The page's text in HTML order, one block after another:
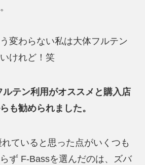
変わらない私は大体フルテン
けれど！笑
テン利用がオススメと購入店
も勧められました。
ていると思った点がいくつも
ず F-Bassを選んだのは、ズバ